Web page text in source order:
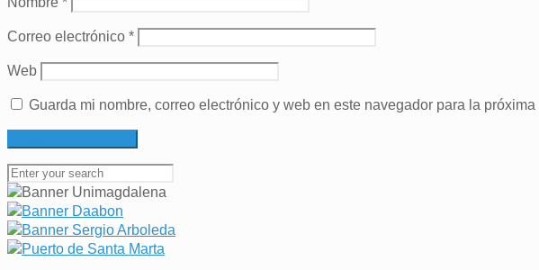
Correo electrónico *
Web
Guarda mi nombre, correo electrónico y web en este navegador para la